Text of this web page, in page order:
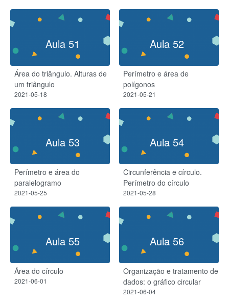
Aula 51
Área do triângulo. Alturas de
um triângulo
2021-05-18
Aula 52
Perímetro e área de
polígonos
2021-05-21
Aula 53
Perímetro e área do
paralelogramo
2021-05-25
Aula 54
Circunferência e círculo.
Perímetro do círculo
2021-05-28
Aula 55
Área do círculo
2021-06-01
Aula 56
Organização e tratamento de
dados: o gráfico circular
2021-06-04